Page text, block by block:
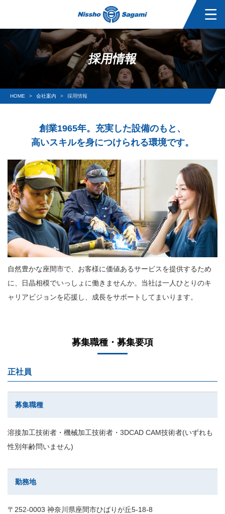
採用情報
HOME 会社案内 採用情報
創業1965年。充実した設備のもと、
高いスキルを身につけられる環境です。
自然豊かな座間市で、お客様に価値あるサービスを提供するため
に、日晶相模でいっしょに働きませんか。当社は一人ひとりのキ
ャリアビジョンを応援し、成長をサポートしてまいります。
募集職種・募集要項
正社員
募集職種
溶接加工技術者・機械加工技術者・3DCAD CAM技術者(いずれも
性別年齢問いません)
勤務地
〒252-0003 神奈川県座間市ひばりが丘5-18-8